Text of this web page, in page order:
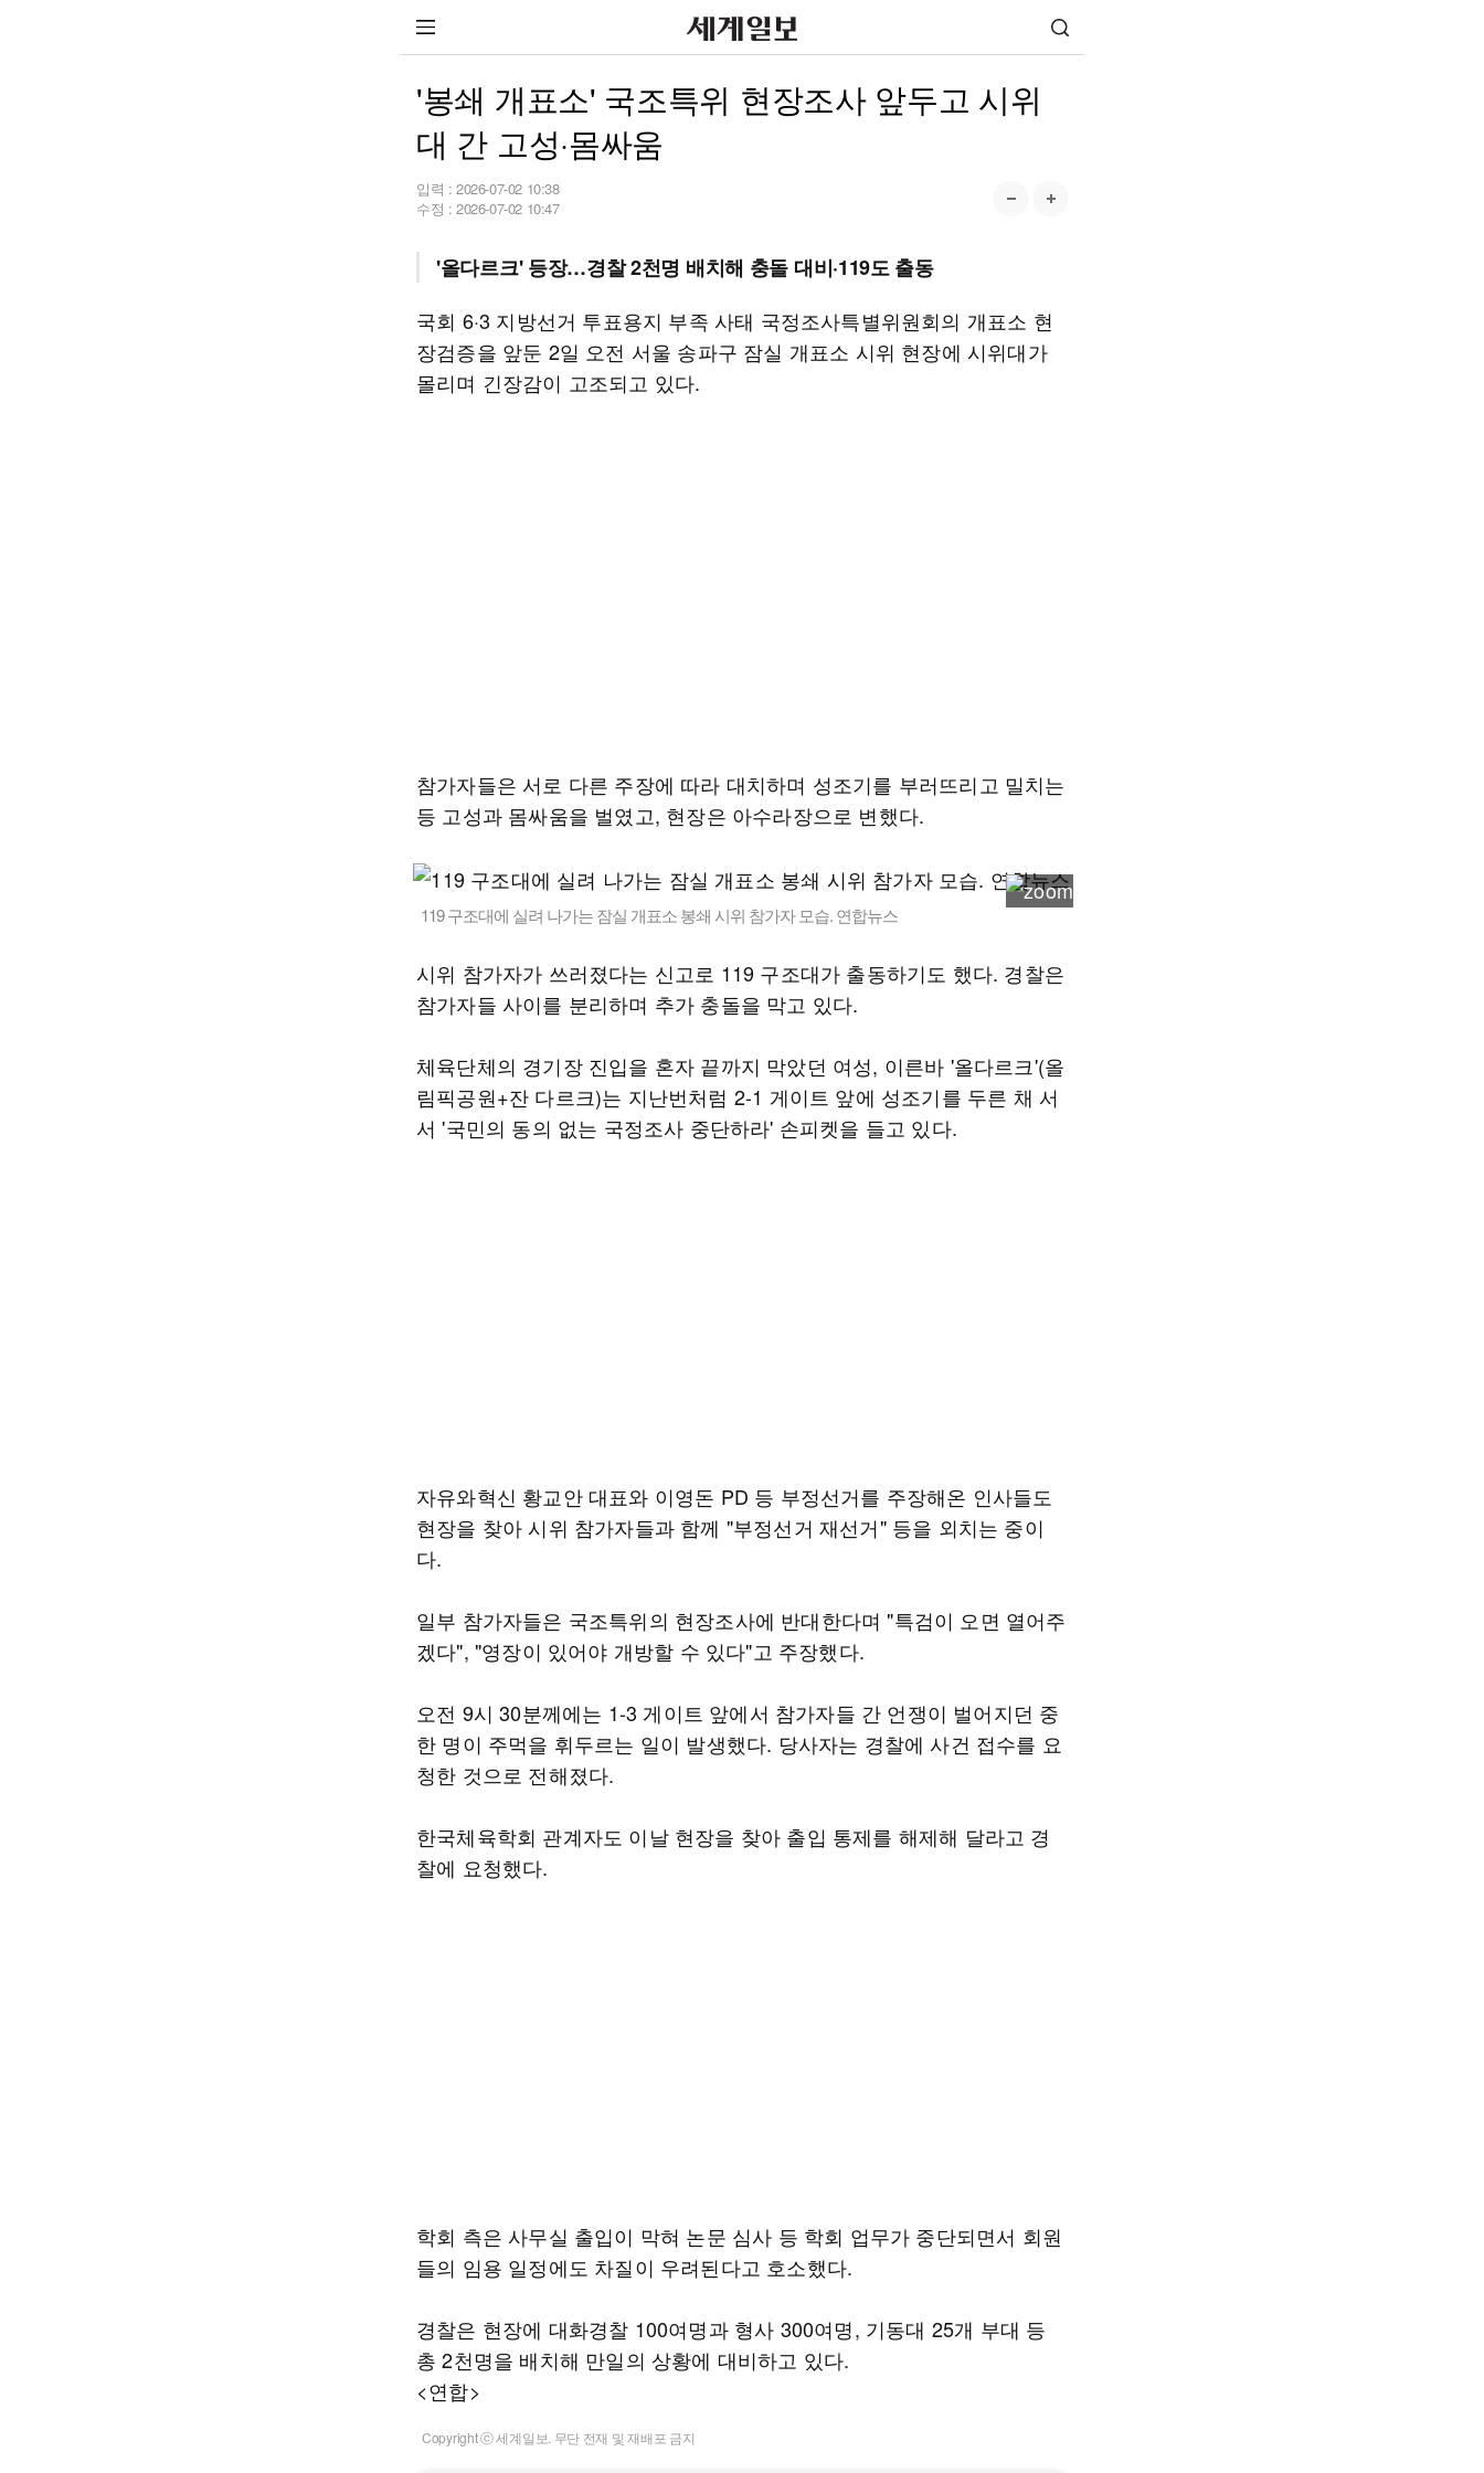
'봉쇄 개표소' 국조특위 현장조사 앞두고 시위
대 간 고성·몸싸움
입력 : 2026-07-02 10:38
수정 : 2026-07-02 10:47
'올다르크' 등장…경찰 2천명 배치해 충돌 대비·119도 출동
국회 6·3 지방선거 투표용지 부족 사태 국정조사특별위원회의 개표소 현
장검증을 앞둔 2일 오전 서울 송파구 잠실 개표소 시위 현장에 시위대가
몰리며 긴장감이 고조되고 있다.
참가자들은 서로 다른 주장에 따라 대치하며 성조기를 부러뜨리고 밀치는
등 고성과 몸싸움을 벌였고, 현장은 아수라장으로 변했다.
119 구조대에 실려 나가는 잠실 개표소 봉쇄 시위 참가자 모습. 연합뉴스
시위 참가자가 쓰러졌다는 신고로 119 구조대가 출동하기도 했다. 경찰은
참가자들 사이를 분리하며 추가 충돌을 막고 있다.
체육단체의 경기장 진입을 혼자 끝까지 막았던 여성, 이른바 '올다르크'(올
림픽공원+잔 다르크)는 지난번처럼 2-1 게이트 앞에 성조기를 두른 채 서
서 '국민의 동의 없는 국정조사 중단하라' 손피켓을 들고 있다.
자유와혁신 황교안 대표와 이영돈 PD 등 부정선거를 주장해온 인사들도
현장을 찾아 시위 참가자들과 함께 "부정선거 재선거" 등을 외치는 중이
다.
일부 참가자들은 국조특위의 현장조사에 반대한다며 "특검이 오면 열어주
겠다", "영장이 있어야 개방할 수 있다"고 주장했다.
오전 9시 30분께에는 1-3 게이트 앞에서 참가자들 간 언쟁이 벌어지던 중
한 명이 주먹을 휘두르는 일이 발생했다. 당사자는 경찰에 사건 접수를 요
청한 것으로 전해졌다.
한국체육학회 관계자도 이날 현장을 찾아 출입 통제를 해제해 달라고 경
찰에 요청했다.
학회 측은 사무실 출입이 막혀 논문 심사 등 학회 업무가 중단되면서 회원
들의 임용 일정에도 차질이 우려된다고 호소했다.
경찰은 현장에 대화경찰 100여명과 형사 300여명, 기동대 25개 부대 등
총 2천명을 배치해 만일의 상황에 대비하고 있다.
<연합>
Copyright ⓒ 세계일보. 무단 전재 및 재배포 금지